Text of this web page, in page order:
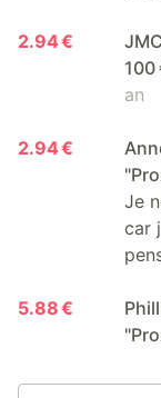
2.94 €
100
an
2.94 €
Je
car
5.88 €